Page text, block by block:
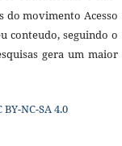
do movimento Acesso
conteudo, seguindo o
gera um maior
BY-NC-SA 4.0